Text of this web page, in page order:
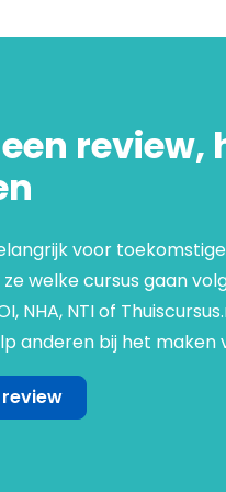
review,
voor
welke cursus gaan
NHA, NTI of
anderen bij het maken